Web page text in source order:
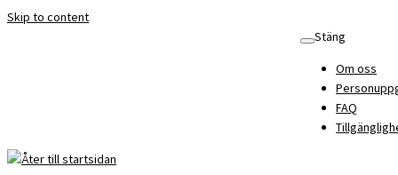
Skip to content
Stäng
Om oss
FAQ